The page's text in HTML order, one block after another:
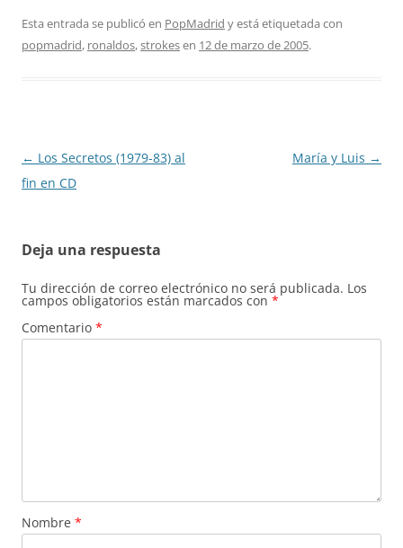
Esta entrada se publicó en PopMadrid y está etiquetada con
popmadrid, ronaldos,strokesen 12 de marzo de 2005.
Navegación
de
← Los Secretos (1979-83) al
fin en CD
María y Luis →
Deja una respuesta
Tu dirección de correo electrónico no será publicada. Los
campos obligatorios están marcados con *
Comentario *
Nombre *